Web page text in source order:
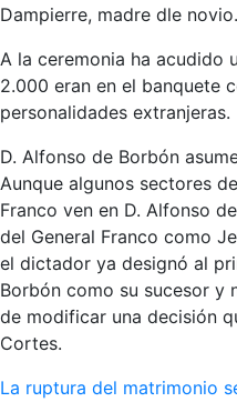
Dampierre, madre dle novio.
A la ceremonia ha acudido
2.000 eran en el banquete
personalidades extranjeras.
D. Alfonso de Borbón
Aunque algunos sectores
Franco ven en D. Alfonso
del General Franco como
el dictador ya designó al
Borbón como su sucesor y
de modificar una decisión
Cortes.
La ruptura del matrimonio